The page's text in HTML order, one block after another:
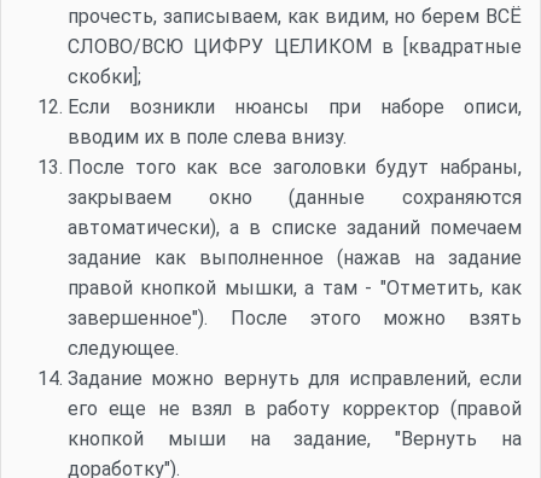
прочесть, записываем, как видим, но берем ВСЁ
СЛОВО/ВСЮ ЦИФРУ ЦЕЛИКОМ в [квадратные
скобки];
Если возникли нюансы при наборе описи,
вводим их в поле слева внизу.
После того как все заголовки будут набраны,
закрываем окно (данные сохраняются
автоматически), а в списке заданий помечаем
задание как выполненное (нажав на задание
правой кнопкой мышки, а там - "Отметить, как
завершенное"). После этого можно взять
следующее.
Задание можно вернуть для исправлений, если
его еще не взял в работу корректор (правой
кнопкой мыши на задание, "Вернуть на
доработку").